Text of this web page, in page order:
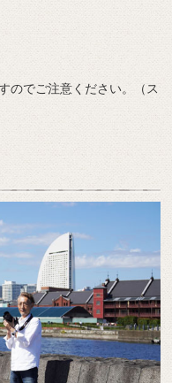
のでご注意ください。（ス